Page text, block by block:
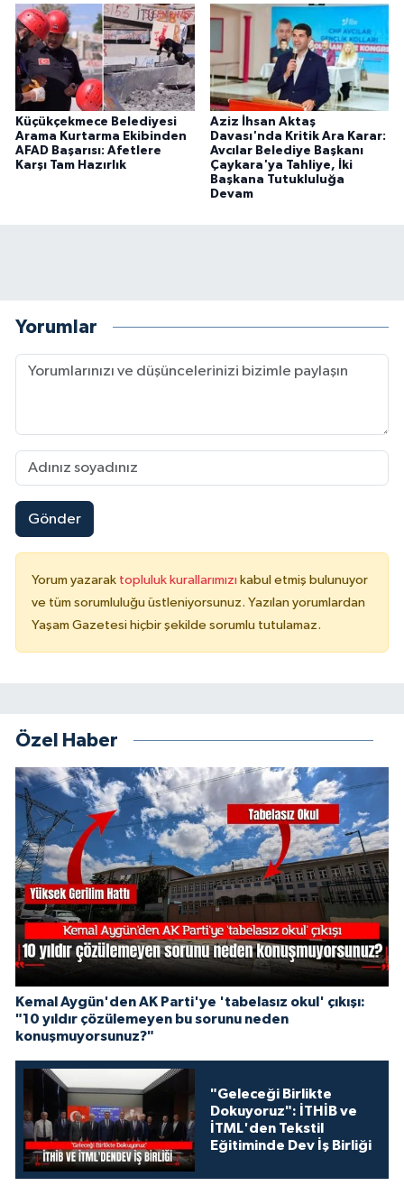
Küçükçekmece Belediyesi
Arama Kurtarma Ekibinden
AFAD Başarısı: Afetlere
Karşı Tam Hazırlık
Aziz İhsan Aktaş
Davası'nda Kritik Ara Karar:
Avcılar Belediye Başkanı
Çaykara'ya Tahliye, İki
Başkana Tutukluluğa
Devam
Yorumlar
Gönder
Yorum yazarak topluluk kurallarımızı kabul etmiş bulunuyor
ve tüm sorumluluğu üstleniyorsunuz. Yazılan yorumlardan
Yaşam Gazetesi hiçbir şekilde sorumlu tutulamaz.
Özel Haber
Kemal Aygün'den AK Parti'ye 'tabelasız okul' çıkışı:
"10 yıldır çözülemeyen bu sorunu neden
konuşmuyorsunuz?"
"Geleceği Birlikte
Dokuyoruz": İTHİB ve
İTML'den Tekstil
Eğitiminde Dev İş Birliği